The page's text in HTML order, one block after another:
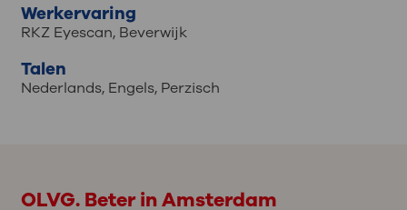
Werkervaring
RKZ Eyescan, Beverwijk
Talen
Nederlands,Engels,Perzisch
OLVG. Beter in Amsterdam